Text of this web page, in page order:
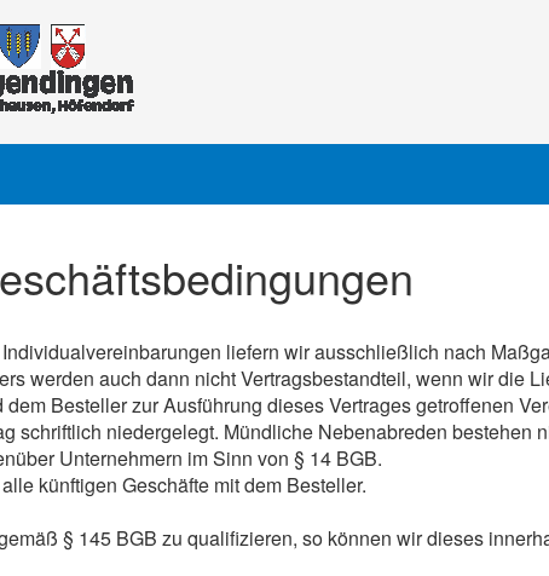
liefern wir ausschließlich nach
werden auch dann nicht Vertragsbestandteil, wenn wir die
Besteller zur Ausführung dieses Vertrages getroffenen
schriftlich niedergelegt. Mündliche Nebenabreden bestehen
Unternehmern im Sinn von § 14 BGB.
künftigen Geschäfte mit dem Besteller.
§ 145 BGB zu qualifizieren, so können wir dieses